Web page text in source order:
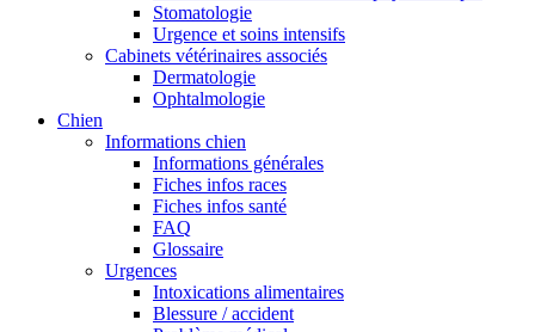
Stomatologie
Urgence et soins intensifs
Cabinets vétérinaires associés
Dermatologie
Ophtalmologie
Chien
Informations chien
Informations générales
Fiches infos races
Fiches infos santé
FAQ
Glossaire
Urgences
Intoxications alimentaires
Blessure / accident